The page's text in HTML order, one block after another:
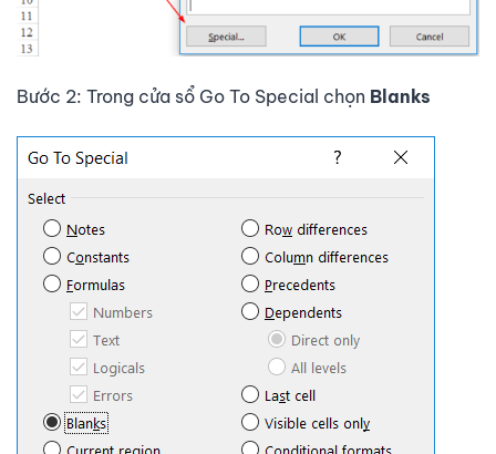
Bước 2: Trong cửa sổ Go To Special chọn Blanks